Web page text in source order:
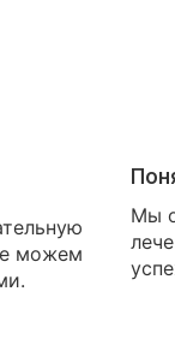
можем
Мы